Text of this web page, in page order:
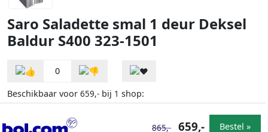
Saro Saladette smal 1 deur Deksel
Baldur S400 323-1501
0
Beschikbaar voor 659,- bij 1 shop:
865,- 659,- Bestel »